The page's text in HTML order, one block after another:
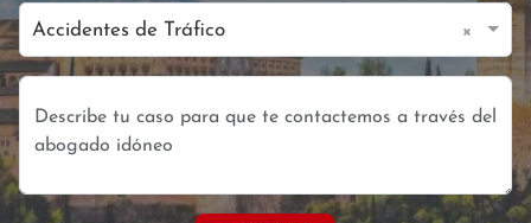
Accidentes de Tráfico ×